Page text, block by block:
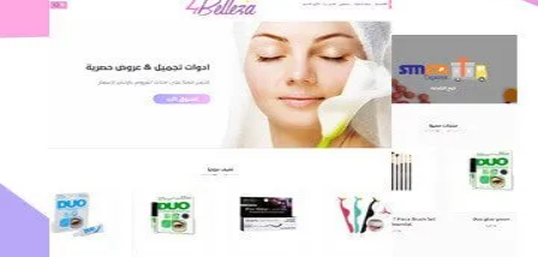
اعادة تصميم متجر فوربليزا
التفاصيل